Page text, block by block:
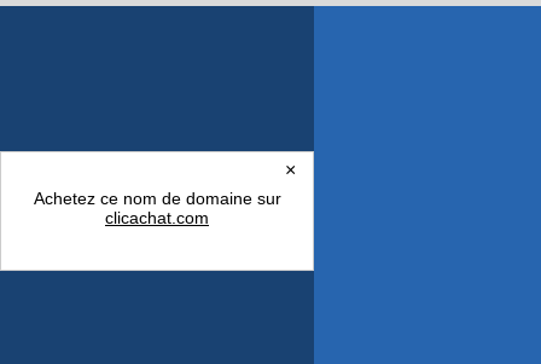
×
Achetez ce nom de domaine sur
clicachat.com